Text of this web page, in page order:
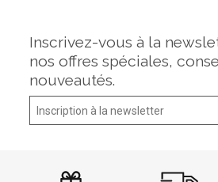
Inscrivez-vous à la
nos offres spéciales,
nouveautés.